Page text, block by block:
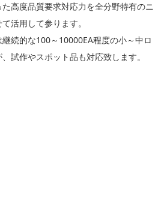
高度品質要求対応力を全分野特有のニ
活用して参ります。
続的な100～10000EA程度の小～中ロ
試作やスポット品も対応致します。